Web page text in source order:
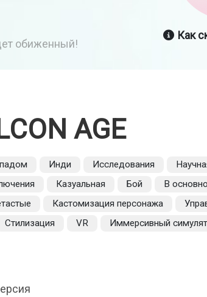
обиженный!
Как
AGE
Инди Исследования
Казуальная Бой
В
Кастомизация персонажа
Стилизация
VR Иммерсивный